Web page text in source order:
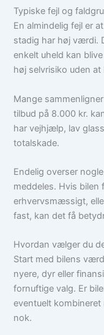
Typiske fejl og
En almindelig fejl er
stadig har høj værdi.
enkelt uheld kan
høj selvrisiko uden
Mange
tilbud på 8.000 kr.
har vejhjælp, lav
totalskade.
Endelig overser
meddeles. Hvis bilen
erhvervsmæssigt,
fast, kan det få
Hvordan vælger du
Start med bilens
nyere, dyr eller
fornuftige valg. Er
eventuelt
nok.